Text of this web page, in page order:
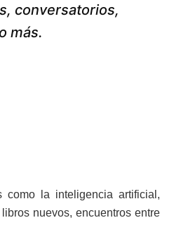
conversatorios,
más.
como la inteligencia artificial,
nuevos, encuentros entre